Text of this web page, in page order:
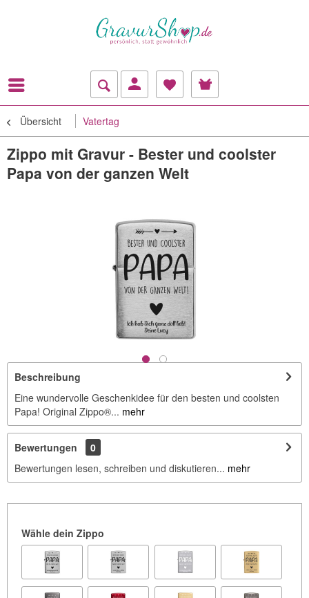
Übersicht Vatertag
Zippo mit Gravur - Bester und coolster
Papa von der ganzen Welt
Beschreibung
Eine wundervolle Geschenkidee für den besten und coolsten
Papa! Original Zippo®... mehr
Bewertungen
0
Bewertungen lesen, schreiben und diskutieren... mehr
Wähle dein Zippo